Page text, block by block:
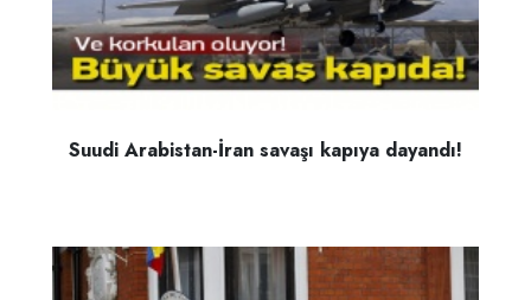
Suudi Arabistan-İran savaşı kapıya dayandı!